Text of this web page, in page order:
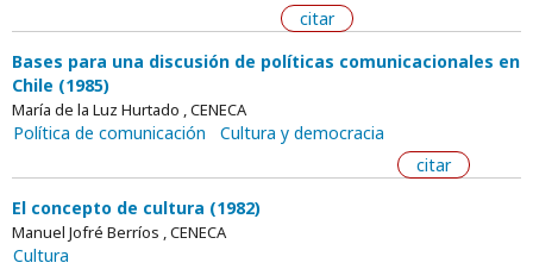
citar
Bases para una discusión de políticas comunicacionales en
Chile (1985)
María de la Luz Hurtado , CENECA
Política de comunicación
Cultura y democracia
citar
El concepto de cultura (1982)
Manuel Jofré Berríos , CENECA
Cultura